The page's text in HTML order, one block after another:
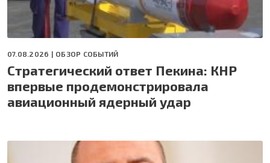
07.08.2026 | ОБЗОР СОБЫТИЙ
Стратегический ответ Пекина: КНР
впервые продемонстрировала
авиационный ядерный удар